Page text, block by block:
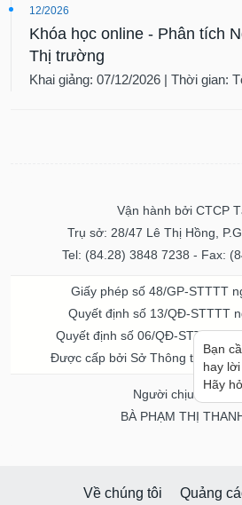
12/2026
Khóa học online - Phân tích
Thị trường
Khai giảng: 07/12/2026 | Thời gian:
Vận hành bởi CTCP
Trụ sở: 28/47 Lê Thị Hồng,
Tel: (84.28) 3848 7238 - Fax:
Giấy phép số 48/GP-STTTT
Quyết định số 13/QĐ-STTTT
Quyết định số 06/QĐ-STTTT-
Được cấp bởi Sở Thông tin và
Người chịu trách
BÀ PHẠM THỊ
Về chúng tôi Quảng
Bạn
hay
Hãy